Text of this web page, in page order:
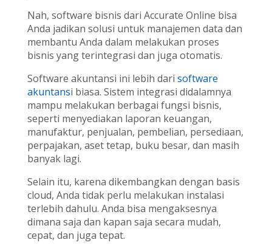
Nah, software bisnis dari Accurate Online bisa
Anda jadikan solusi untuk manajemen data dan
membantu Anda dalam melakukan proses
bisnis yang terintegrasi dan juga otomatis.
Software akuntansi ini lebih dari software
akuntansi biasa. Sistem integrasi didalamnya
mampu melakukan berbagai fungsi bisnis,
seperti menyediakan laporan keuangan,
manufaktur, penjualan, pembelian, persediaan,
perpajakan, aset tetap, buku besar, dan masih
banyak lagi.
Selain itu, karena dikembangkan dengan basis
cloud, Anda tidak perlu melakukan instalasi
terlebih dahulu. Anda bisa mengaksesnya
dimana saja dan kapan saja secara mudah,
cepat, dan juga tepat.